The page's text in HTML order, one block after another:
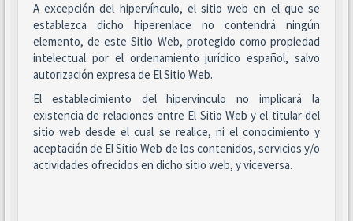
A excepción del hipervínculo, el sitio web en el que se
establezca dicho hiperenlace no contendrá ningún
elemento, de este Sitio Web, protegido como propiedad
intelectual por el ordenamiento jurídico español, salvo
autorización expresa de El Sitio Web.
El establecimiento del hipervínculo no implicará la
existencia de relaciones entre El Sitio Web y el titular del
sitio web desde el cual se realice, ni el conocimiento y
aceptación de El Sitio Web de los contenidos, servicios y/o
actividades ofrecidos en dicho sitio web, y viceversa.